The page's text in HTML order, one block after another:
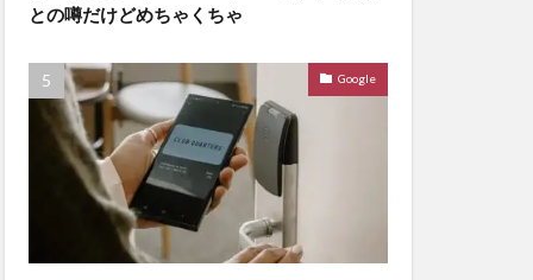
との噂だけどめちゃくちゃ
Google